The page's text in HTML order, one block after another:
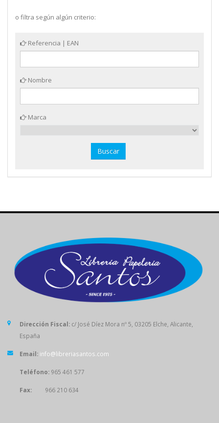
o filtra según algún criterio:
Referencia | EAN
Nombre
Marca
Dirección Fiscal: c/ José Díez Mora nº 5, 03205 Elche, Alicante,
España
Email: info@libreriasantos.com
Teléfono: 965 461 577
Fax: 966 210 634